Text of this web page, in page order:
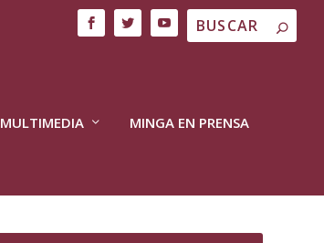
MULTIMEDIA MINGA EN PRENSA